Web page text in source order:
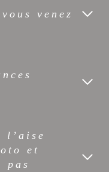
vous venez
l’aise
et
pas